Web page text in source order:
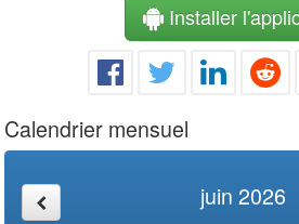
Installer
Calendrier mensuel
juin 2026